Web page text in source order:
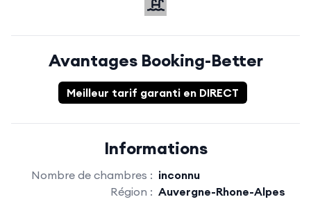
Avantages Booking-Better
Meilleur tarif garanti en DIRECT
Informations
Nombre de chambres : inconnu
Région : Auvergne-Rhone-Alpes